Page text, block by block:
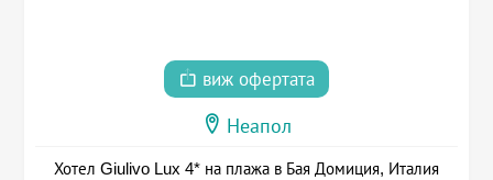
виж офертата
Неапол
Хотел Giulivo Lux 4* на плажа в Бая Домиция, Италия